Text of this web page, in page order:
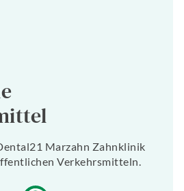
Marzahn Zahnklinik
Verkehrsmitteln.